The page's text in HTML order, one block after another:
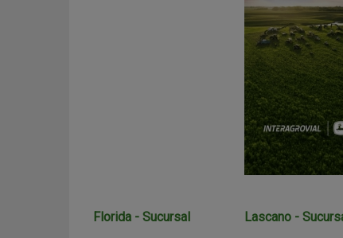
Florida - Sucursal Lascano -